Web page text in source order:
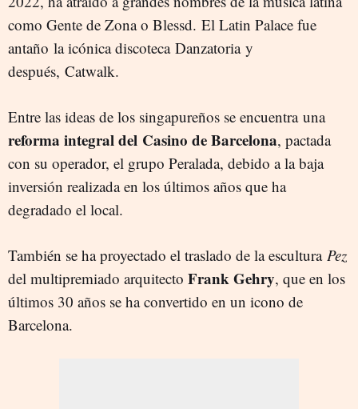
como Gente de Zona o Blessd. El Latin Palace fue
antaño la icónica discoteca Danzatoria y
después, Catwalk.
Entre las ideas de los singapureños se encuentra una
reforma integral del Casino de Barcelona, pactada
con su operador, el grupo Peralada, debido a la baja
inversión realizada en los últimos años que ha
degradado el local.
También se ha proyectado el traslado de la escultura Pez
del multipremiado arquitecto Frank Gehry, que en los
últimos 30 años se ha convertido en un icono de
Barcelona.